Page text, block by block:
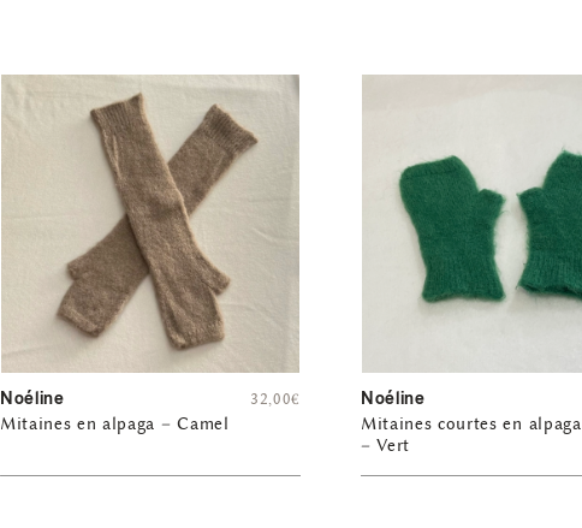
Noéline
Mitaines en alpaga – Camel
32,00€ Noéline
Mitaines courtes en alpaga
– Vert